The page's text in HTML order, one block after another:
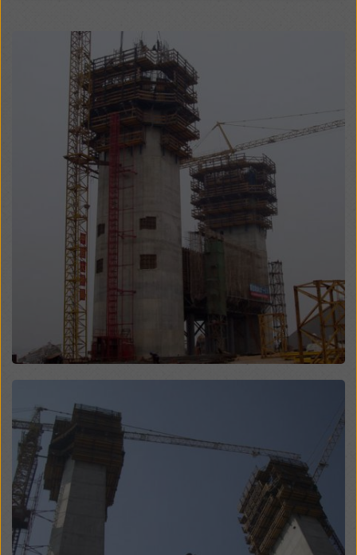
fornitori che trasferiscono i dati a paesi terzi in cui non
esiste una decisione di adeguatezza ai sensi
dell'articolo 45 del GDPR e non esistono garanzie
adeguate ai sensi dell'articolo 46 del GDPR, il vostro
consenso si estende anche a questo. Potrebbe
esserci il rischio che i vostri dati trasmessi in questo
modo siano soggetti all'accesso da parte delle autorità
di questi paesi terzi a scopo di controllo e
monitoraggio e che non esistano rimedi legali efficaci
contro questo. Potete rifiutare tutti i cookie che
richiedono il consenso cliccando su “Rifiuta” o
modificando le vostreimpostazioni dei cookie
cliccando su impostazioni dei cookie in fondo a questo
sito web e utilizzando le caselle di controllo
corrispondenti. Potete revocare il vostro consenso in
qualsiasi momento, con effetto futuro e senza
indicarne il motivo, cliccando suimpostazioni cookie
in fondo a questo sito web.
Potete trovare ulteriori informazioni sui nostri cookie
nella nostra informativa sulla privacy. Vi offriamo
inoltre la possibilità di selezionare i vostri cookie
(impostazioni avanzate dei cookie).